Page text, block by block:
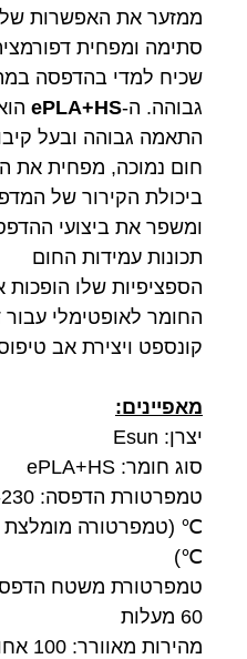
ממזער את האפשרות של
סתימה ומפחית
שכיח למדי בהדפסה
גבוהה. ה-ePLA+HS
התאמה גבוהה ובעל
חום נמוכה, מפחית את
ביכולת הקירור של
ומשפר את ביצועי
תכונות עמידות החום
הספציפיות שלו הופכות
החומר לאופטימלי עבור
קונספט ויצירת אב
מאפיינים:
יצרן: Esun
סוג חומר: ePLA+HS
טמפרטורת
℃)
60 מעלות
מהירות מאוורר: 100 אחוז